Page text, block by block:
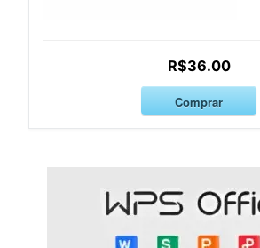
R$36.00
Comprar